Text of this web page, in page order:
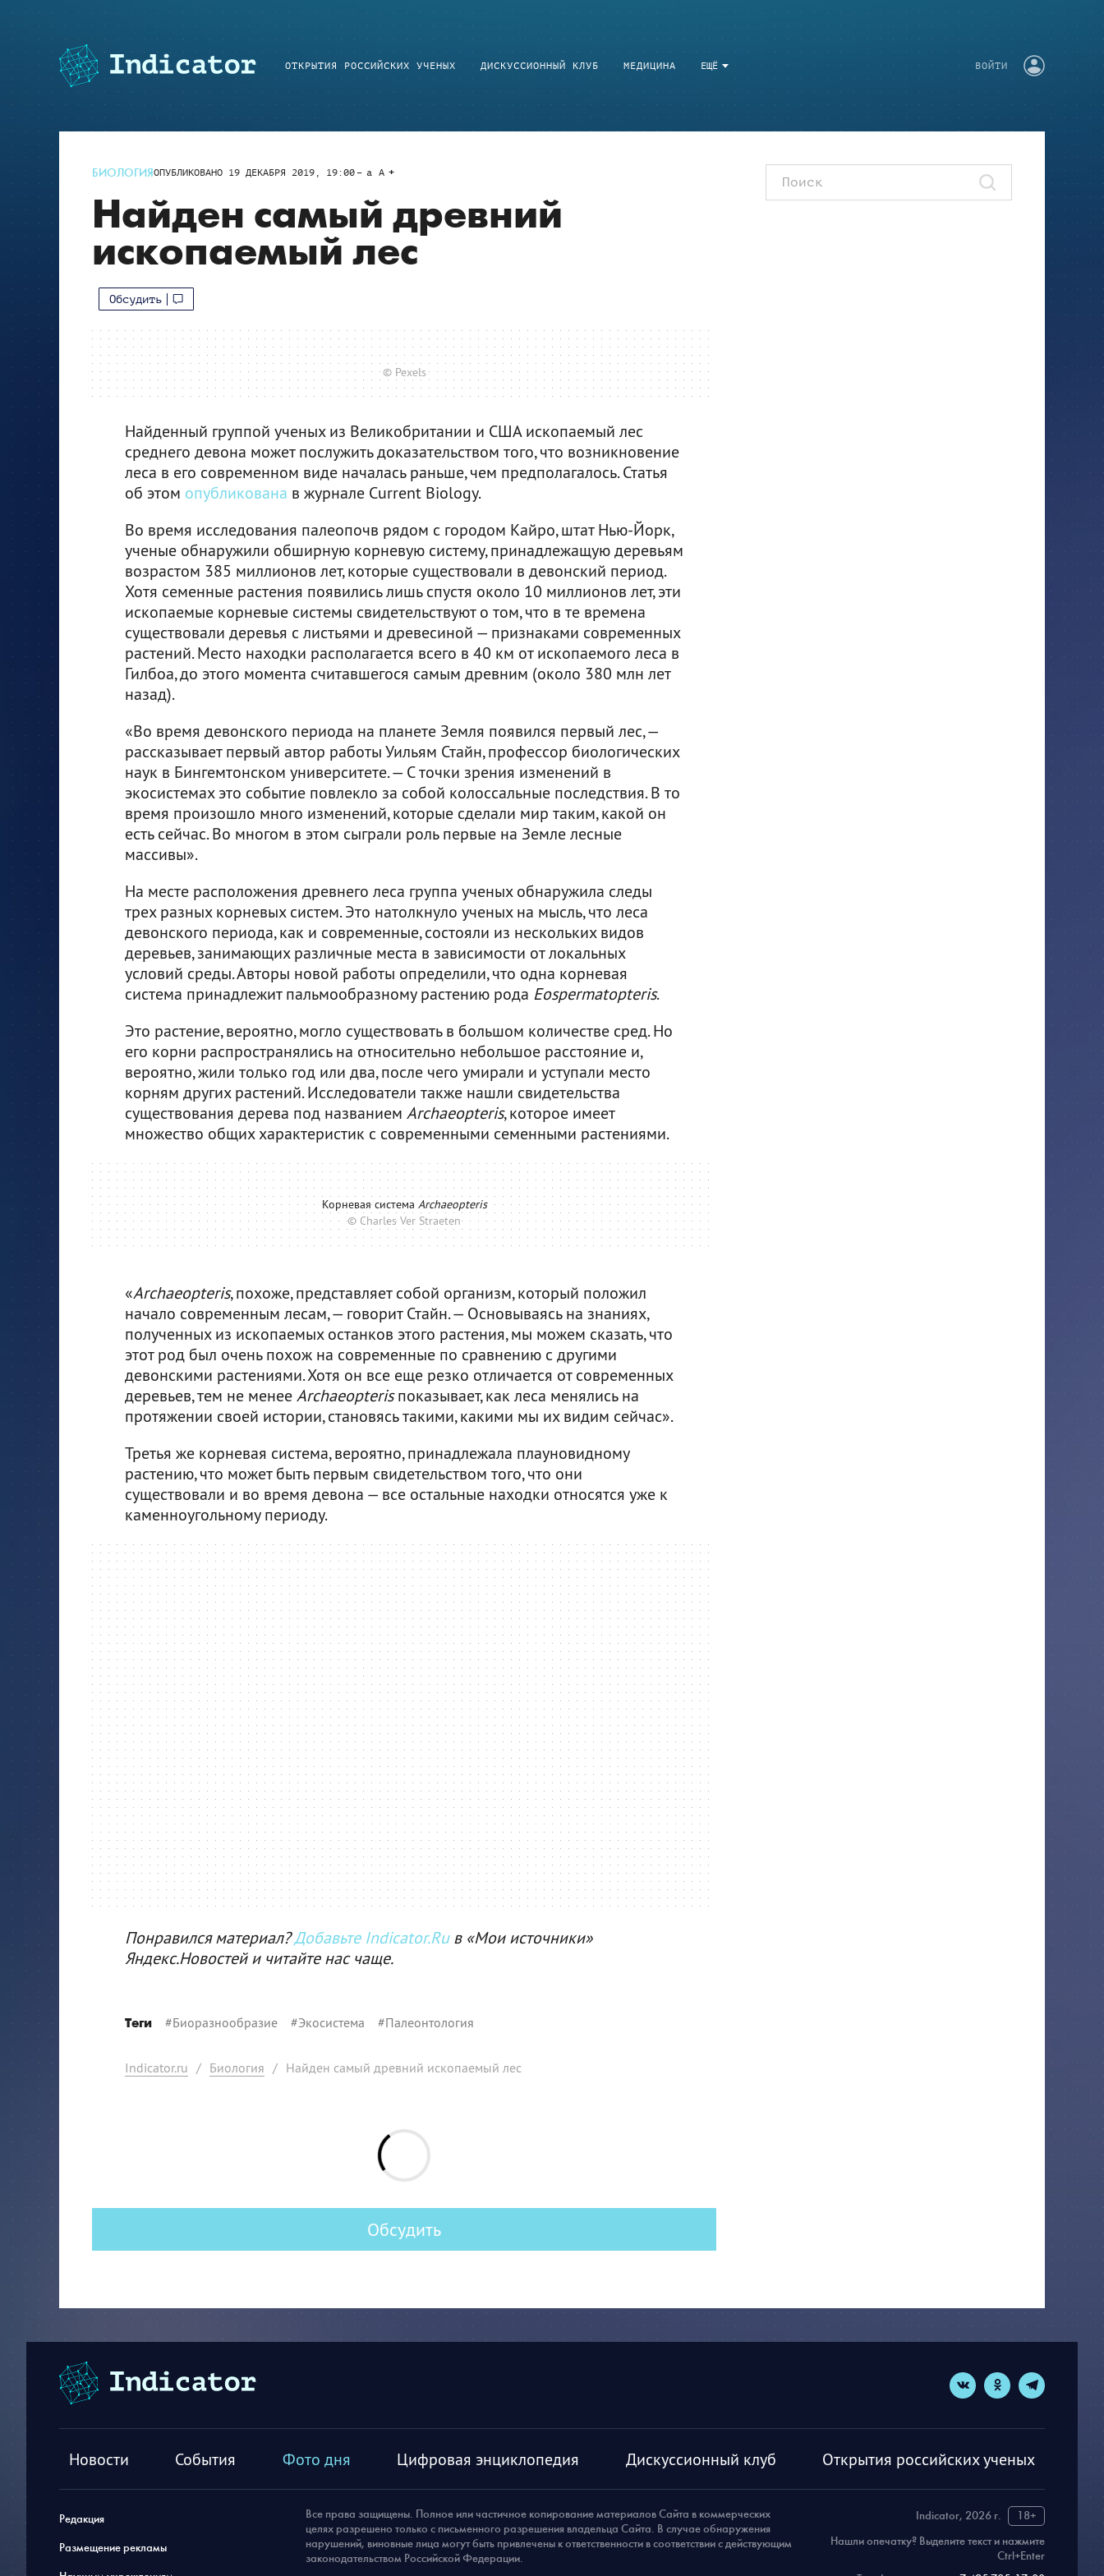
ЕЩЁ
ОТКРЫТИЯ РОССИЙСКИХ УЧЕНЫХ ДИСКУССИОННЫЙ КЛУБ МЕДИЦИНА ВОЙТИ
БИОЛОГИЯОПУБЛИКОВАНО 19 ДЕКАБРЯ 2019, 19:00 a A
Найден самый древний
ископаемый лес
Обсудить
© Pexels
Найденный группой ученых из Великобритании и США ископаемый лес
среднего девона может послужить доказательством того, что возникновение
леса в его современном виде началась раньше, чем предполагалось. Статья
об этом опубликована в журнале Current Biology.
Во время исследования палеопочв рядом с городом Кайро, штат Нью-Йорк,
ученые обнаружили обширную корневую систему, принадлежащую деревьям
возрастом 385 миллионов лет, которые существовали в девонский период.
Хотя семенные растения появились лишь спустя около 10 миллионов лет, эти
ископаемые корневые системы свидетельствуют о том, что в те времена
существовали деревья с листьями и древесиной — признаками современных
растений. Место находки располагается всего в 40 км от ископаемого леса в
Гилбоа, до этого момента считавшегося самым древним (около 380 млн лет
назад).
«Во время девонского периода на планете Земля появился первый лес, —
рассказывает первый автор работы Уильям Стайн, профессор биологических
наук в Бингемтонском университете. — С точки зрения изменений в
экосистемах это событие повлекло за собой колоссальные последствия. В то
время произошло много изменений, которые сделали мир таким, какой он
есть сейчас. Во многом в этом сыграли роль первые на Земле лесные
массивы».
На месте расположения древнего леса группа ученых обнаружила следы
трех разных корневых систем. Это натолкнуло ученых на мысль, что леса
девонского периода, как и современные, состояли из нескольких видов
деревьев, занимающих различные места в зависимости от локальных
условий среды. Авторы новой работы определили, что одна корневая
система принадлежит пальмообразному растению рода Eospermatopteris.
Это растение, вероятно, могло существовать в большом количестве сред. Но
его корни распространялись на относительно небольшое расстояние и,
вероятно, жили только год или два, после чего умирали и уступали место
корням других растений. Исследователи также нашли свидетельства
существования дерева под названием Archaeopteris, которое имеет
множество общих характеристик с современными семенными растениями.
Корневая система Archaeopteris
© Charles Ver Straeten
«Archaeopteris, похоже, представляет собой организм, который положил
начало современным лесам, — говорит Стайн. — Основываясь на знаниях,
полученных из ископаемых останков этого растения, мы можем сказать, что
этот род был очень похож на современные по сравнению с другими
девонскими растениями. Хотя он все еще резко отличается от современных
деревьев, тем не менее Archaeopterisпоказывает, как леса менялись на
протяжении своей истории, становясь такими, какими мы их видим сейчас».
Третья же корневая система, вероятно, принадлежала плауновидному
растению, что может быть первым свидетельством того, что они
существовали и во время девона — все остальные находки относятся уже к
каменноугольному периоду.
Понравился материал?Добавьте Indicator.Ruв «Мои источники»
Яндекс.Новостей и читайте нас чаще.
Теги #Биоразнообразие #Экосистема #Палеонтология
Indicator.ru / Биология / Найден самый древний ископаемый лес
Обсудить
Новости События Фото дня Цифровая энциклопедия Дискуссионный клуб Открытия российских ученых
Редакция
Размещение рекламы
Indicator, 2026 г.
18+
Нашли опечатку? Выделите текст и нажмите
Ctrl+Enter
Все права защищены. Полное или частичное копирование материалов Сайта в коммерческих
целях разрешено только с письменного разрешения владельца Сайта. В случае обнаружения
нарушений, виновные лица могут быть привлечены к ответственности в соответствии с действующим
законодательством Российской Федерации.